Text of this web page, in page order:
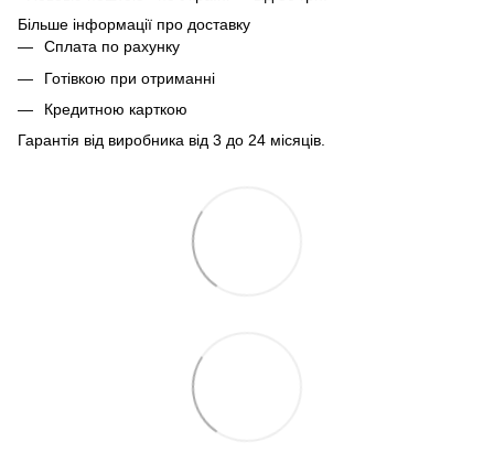
Більше інформації про доставку
Сплата по рахунку
Готівкою при отриманні
Кредитною карткою
Гарантія від виробника від 3 до 24 місяців.